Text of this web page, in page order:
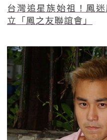
台灣追星族始祖！鳳
立「鳳之友聯誼會」